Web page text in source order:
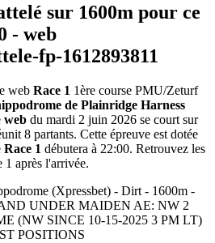
sur 1600m pour ce
- web
web Race 1 1ère course PMU/Zeturf
de Plainridge Harness
web du mardi 2 juin 2026 se court sur
8 partants. Cette épreuve est dotée
Race 1 débutera à 22:00. Retrouvez les
1 après l'arrivée.
(Xpressbet) - Dirt - 1600m -
UNDER MAIDEN AE: NW 2
(NW SINCE 10-15-2025 3 PM LT)
POSITIONS